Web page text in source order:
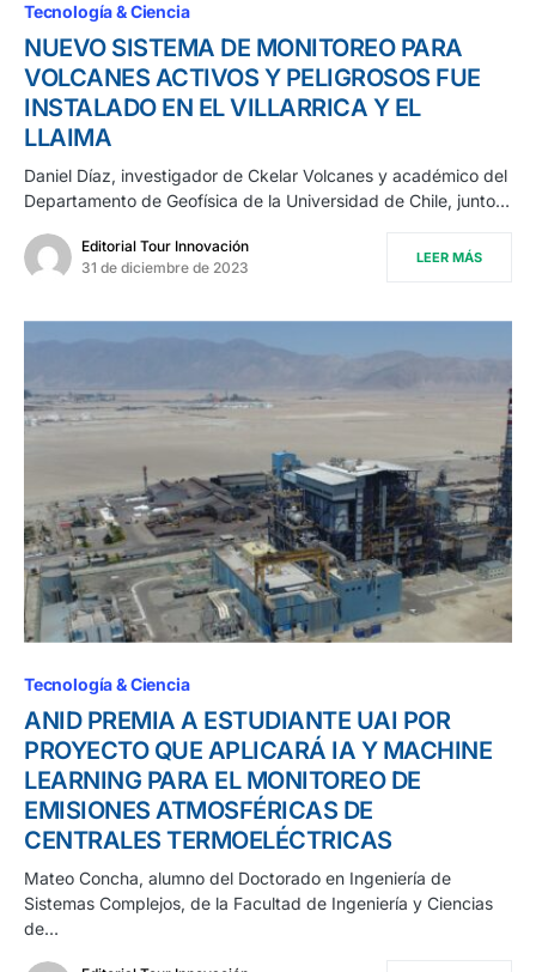
Tecnología & Ciencia
NUEVO SISTEMA DE MONITOREO PARA
VOLCANES ACTIVOS Y PELIGROSOS FUE
INSTALADO EN EL VILLARRICA Y EL
LLAIMA
Daniel Díaz, investigador de Ckelar Volcanes y académico del
Departamento de Geofísica de la Universidad de Chile, junto…
Editorial Tour Innovación
31 de diciembre de 2023
LEER MÁS
Tecnología & Ciencia
ANID PREMIA A ESTUDIANTE UAI POR
PROYECTO QUE APLICARÁ IA Y MACHINE
LEARNING PARA EL MONITOREO DE
EMISIONES ATMOSFÉRICAS DE
CENTRALES TERMOELÉCTRICAS
Mateo Concha, alumno del Doctorado en Ingeniería de
Sistemas Complejos, de la Facultad de Ingeniería y Ciencias
de…